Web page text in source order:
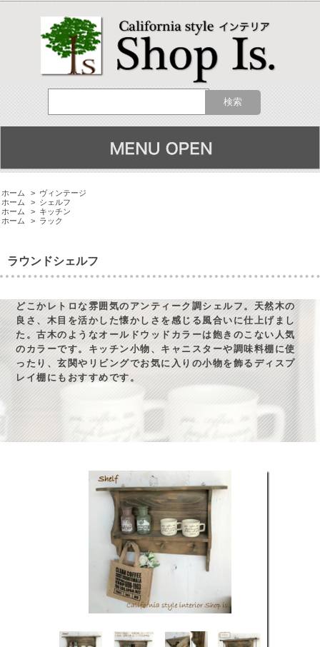
ホーム > ヴィンテージ
ホーム
> シェルフ
ホーム
> キッチン
ホーム
> ラック
ラウンドシェルフ
どこかレトロな雰囲気のアンティーク調シェルフ。天然木の
良さ、木目を活かした懐かしさを感じる風合いに仕上げまし
た。古木のようなオールドウッドカラーは飽きのこない人気
のカラーです。キッチン小物、キャニスターや調味料棚に使
ったり、玄関やリビングでお気に入りの小物を飾るディスプ
レイ棚にもおすすめです。